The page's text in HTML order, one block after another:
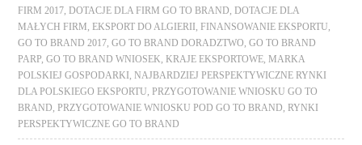
FIRM 2017 ,DOTACJE DLA FIRM GO TO BRAND ,DOTACJE DLA
MAŁYCH FIRM ,EKSPORT DO ALGIERII ,FINANSOWANIE EKSPORTU
GO TO BRAND 2017 ,GO TO BRAND DORADZTWO ,GO TO BRAND
PARP ,GO TO BRAND WNIOSEK ,KRAJE EKSPORTOWE ,MARKA
POLSKIEJ GOSPODARKI
,NAJBARDZIEJ PERSPEKTYWICZNE RYNKI
DLA POLSKIEGO EKSPORTU ,PRZYGOTOWANIE WNIOSKU GO TO
BRAND ,PRZYGOTOWANIE WNIOSKU POD GO TO BRAND ,RYNKI
PERSPEKTYWICZNE GO TO BRAND